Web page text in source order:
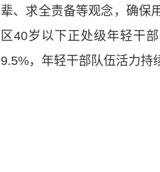
辈、求全责备等观念，确保
区40岁以下正处级年轻干
9.5%，年轻干部队伍活力持